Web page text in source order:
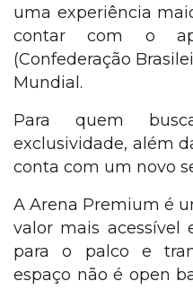
uma experiência
contar com o
(Confederação
Mundial.
Para quem
exclusividade, além
conta com um novo
A Arena Premium é
valor mais acessível
para o palco e
espaço não é open